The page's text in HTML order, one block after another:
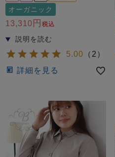
オーガニック
13,310 税込
5.00 （ 2 ）
詳細を見る